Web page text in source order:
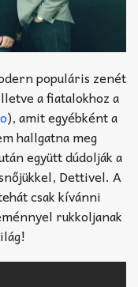
populáris zenét
a fiatalokhoz a
), amit egyébként a
hallgatna meg
együtt dúdolják a
Dettivel. A
csak kívánni
rukkoljanak